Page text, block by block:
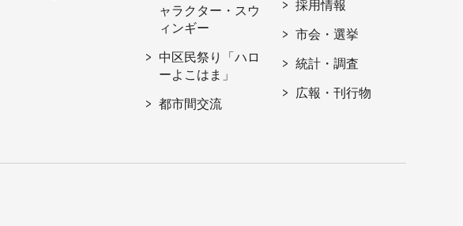
ャラクター・スウ
ィンギー
中区民祭り「ハロ
ーよこはま」
都市間交流
採用情報
市会・選挙
統計・調査
広報・刊行物